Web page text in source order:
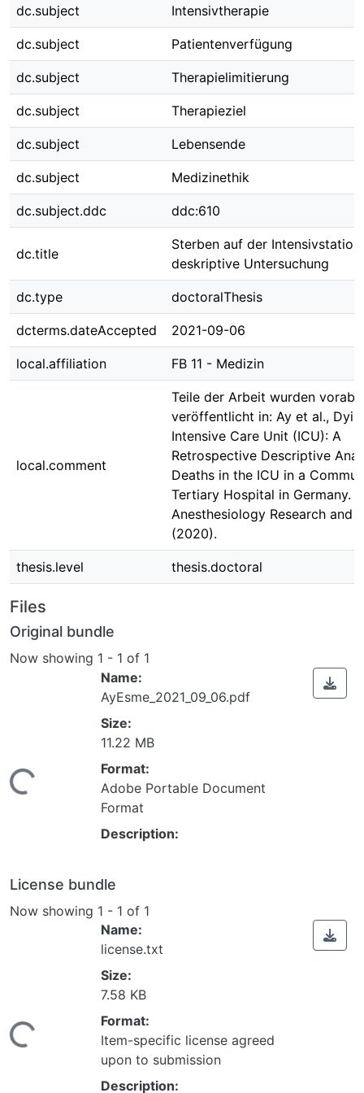
dc.subject Intensivtherapie
dc.subject Patientenverfügung
dc.subject Therapielimitierung
dc.subject Therapieziel
dc.subject Lebensende
dc.subject Medizinethik
dc.subject.ddc ddc:610
dc.title
Sterben auf der
deskriptive Untersuchung
dc.type doctoralThesis
dcterms.dateAccepted 2021-09-06
local.affiliation FB 11 - Medizin
local.comment
Teile der Arbeit wurden vorab
veröffentlicht in: Ay et al.,
Intensive Care Unit (ICU): A
Retrospective Descriptive
Deaths in the ICU in a
Tertiary Hospital in Germany.
Anesthesiology Research and
(2020).
thesis.level thesis.doctoral
Files
Original bundle
Now showing 1 - 1 of 1
Name:
AyEsme_2021_09_06.pdf
Size:
11.22 MB
Format:
Adobe Portable Document
Format
Description:
License bundle
Now showing 1 - 1 of 1
Name:
license.txt
Size:
7.58 KB
Format:
Item-specific license agreed
upon to submission
Description: